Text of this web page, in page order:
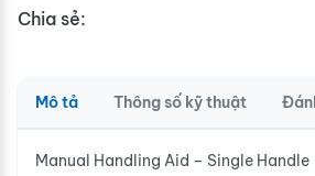
Chia sẻ:
Mô tả Thông số kỹ thuật
Manual Handling Aid – Single Handle